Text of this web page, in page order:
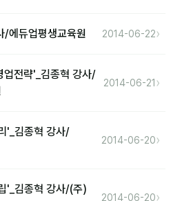
/에듀업평생교육원 2014-06-22›
업전략'_김종혁 강사/
2014-06-21 ›
'_김종혁 강사/
2014-06-20›
'_김종혁 강사/(주)
2014-06-20›